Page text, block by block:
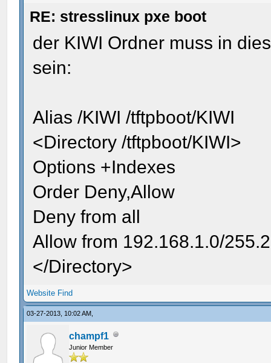
RE: stresslinux pxe boot
der KIWI Ordner muss in
sein:
Alias /KIWI /tftpboot/KIWI
<Directory /tftpboot/KIWI>
Options +Indexes
Order Deny,Allow
Deny from all
Allow from 192.168.1.0/
</Directory>
Website Find
03-27-2013, 10:02 AM,
champf1
Junior Member